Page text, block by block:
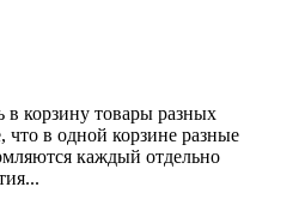
в корзину товары разных
что в одной корзине разные
каждый отдельно